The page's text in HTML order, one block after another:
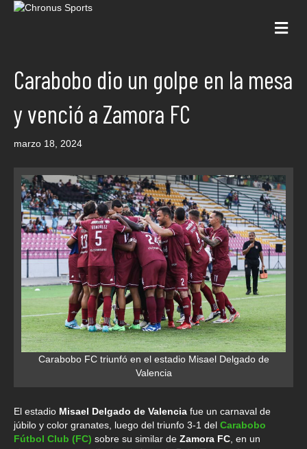
Carabobo dio un golpe en la mesa
y venció a Zamora FC
marzo 18, 2024
Carabobo FC triunfó en el estadio Misael Delgado de
Valencia
El estadio Misael Delgado de Valencia fue un carnaval de
júbilo y color granates, luego del triunfo 3-1 del Carabobo
Fútbol Club (FC) sobre su similar de Zamora FC , en un